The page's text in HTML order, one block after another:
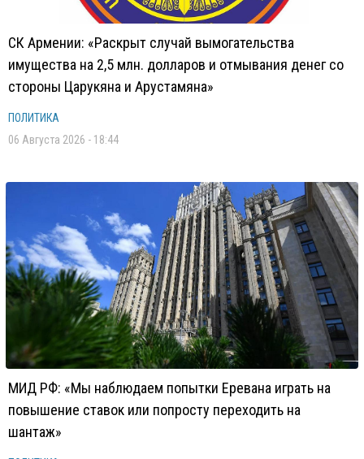
СК Армении: «Раскрыт случай вымогательства
имущества на 2,5 млн. долларов и отмывания денег со
стороны Царукяна и Арустамяна»
ПОЛИТИКА
06 Августа 2026 - 18:44
МИД РФ: «Мы наблюдаем попытки Еревана играть на
повышение ставок или попросту переходить на
шантаж»